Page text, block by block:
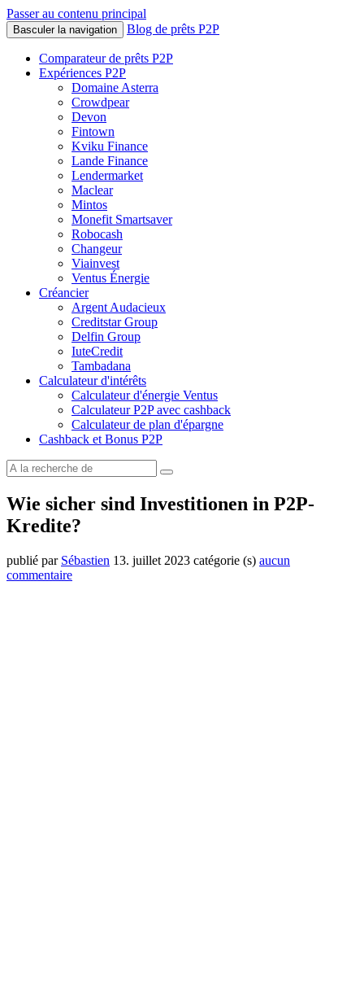
Passer au contenu principal
Basculer la navigation Blog de prêts P2P
Comparateur de prêts P2P
Expériences P2P
Domaine Asterra
Crowdpear
Devon
Fintown
Kviku Finance
Lande Finance
Lendermarket
Maclear
Mintos
Monefit Smartsaver
Robocash
Changeur
Viainvest
Ventus Énergie
Créancier
Argent Audacieux
Creditstar Group
Delfin Group
IuteCredit
Tambadana
Calculateur d'intérêts
Calculateur d'énergie Ventus
Calculateur P2P avec cashback
Calculateur de plan d'épargne
Cashback et Bonus P2P
Wie sicher sind Investitionen in P2P-
Kredite?
publié par Sébastien 13. juillet 2023 catégorie (s) aucun
commentaire